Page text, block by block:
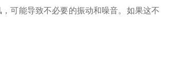
可能导致不必要的振动和噪音。如果这不